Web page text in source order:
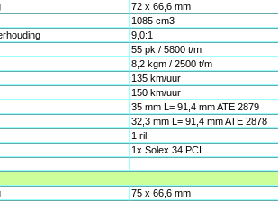
72 x 66,6 mm
1085 cm3
9,0:1
55 pk / 5800 t/m
8,2 kgm / 2500 t/m
135 km/uur
150 km/uur
35 mm L= 91,4 mm ATE 2879
32,3 mm L= 91,4 mm ATE 2878
1 ril
1x Solex 34 PCI
75 x 66,6 mm